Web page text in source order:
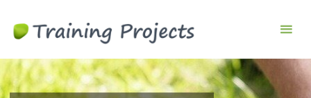
integracyjne,
team
building